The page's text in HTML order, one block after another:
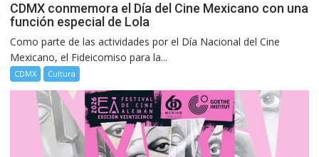
CDMX conmemora el Día del Cine Mexicano con una
función especial de Lola
Como parte de las actividades por el Día Nacional del Cine
Mexicano, el Fideicomiso para la...
CDMX Cultura